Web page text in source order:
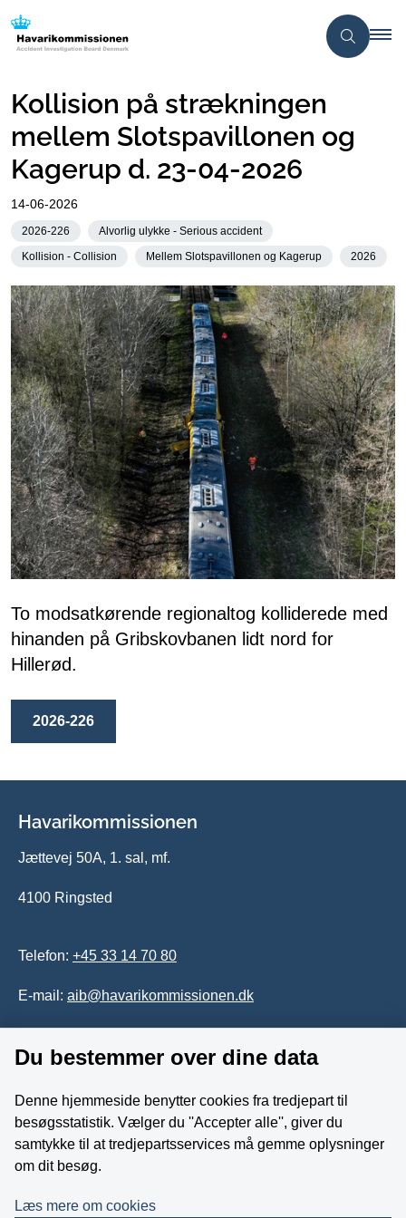
Kollision på strækningen
mellem Slotspavillonen og
Kagerup d. 23-04-2026
14-06-2026
2026-226
Alvorlig ulykke - Serious accident
Kollision - Collision
Mellem Slotspavillonen og Kagerup 2026
To modsatkørende regionaltog kolliderede med
hinanden på Gribskovbanen lidt nord for
Hillerød.
2026-226
Havarikommissionen
Jættevej 50A, 1. sal, mf.
4100 Ringsted
Telefon: +45 33 14 70 80
E-mail: aib@havarikommissionen.dk
Tilgængelighedserklæring
Whistleblowerordning
Følg os på YouTube
Du bestemmer over dine data
Denne hjemmeside benytter cookies fra tredjepart til
besøgsstatistik. Vælger du ''Accepter alle'', giver du
samtykke til at tredjepartsservices må gemme oplysninger
om dit besøg.
Læs mere om cookies